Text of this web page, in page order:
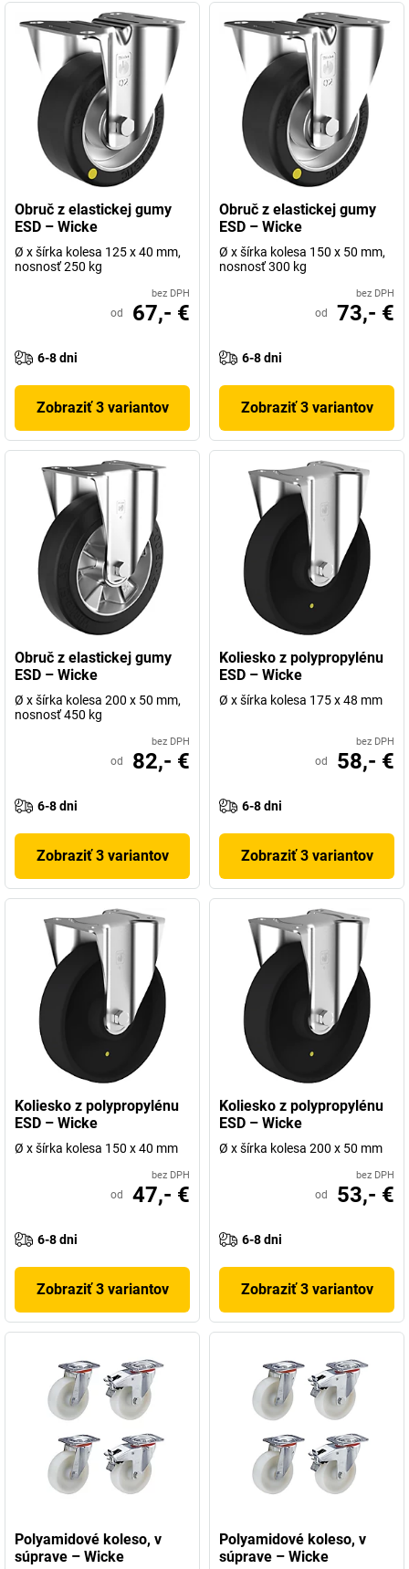
Obruč z elastickej gumy
ESD – Wicke
Ø x šírka kolesa 125 x 40 mm,
nosnosť 250 kg
bez DPH
od 67,- €
6-8 dni
Zobraziť 3 variantov
Obruč z elastickej gumy
ESD – Wicke
Ø x šírka kolesa 150 x 50 mm,
nosnosť 300 kg
bez DPH
od 73,- €
6-8 dni
Zobraziť 3 variantov
Obruč z elastickej gumy
ESD – Wicke
Ø x šírka kolesa 200 x 50 mm,
nosnosť 450 kg
bez DPH
od 82,- €
6-8 dni
Zobraziť 3 variantov
Koliesko z polypropylénu
ESD – Wicke
Ø x šírka kolesa 175 x 48 mm
bez DPH
od 58,- €
6-8 dni
Zobraziť 3 variantov
Koliesko z polypropylénu
ESD – Wicke
Ø x šírka kolesa 150 x 40 mm
bez DPH
od 47,- €
6-8 dni
Zobraziť 3 variantov
Koliesko z polypropylénu
ESD – Wicke
Ø x šírka kolesa 200 x 50 mm
bez DPH
od 53,- €
6-8 dni
Zobraziť 3 variantov
Polyamidové koleso, v
súprave – Wicke
Polyamidové koleso, v
súprave – Wicke